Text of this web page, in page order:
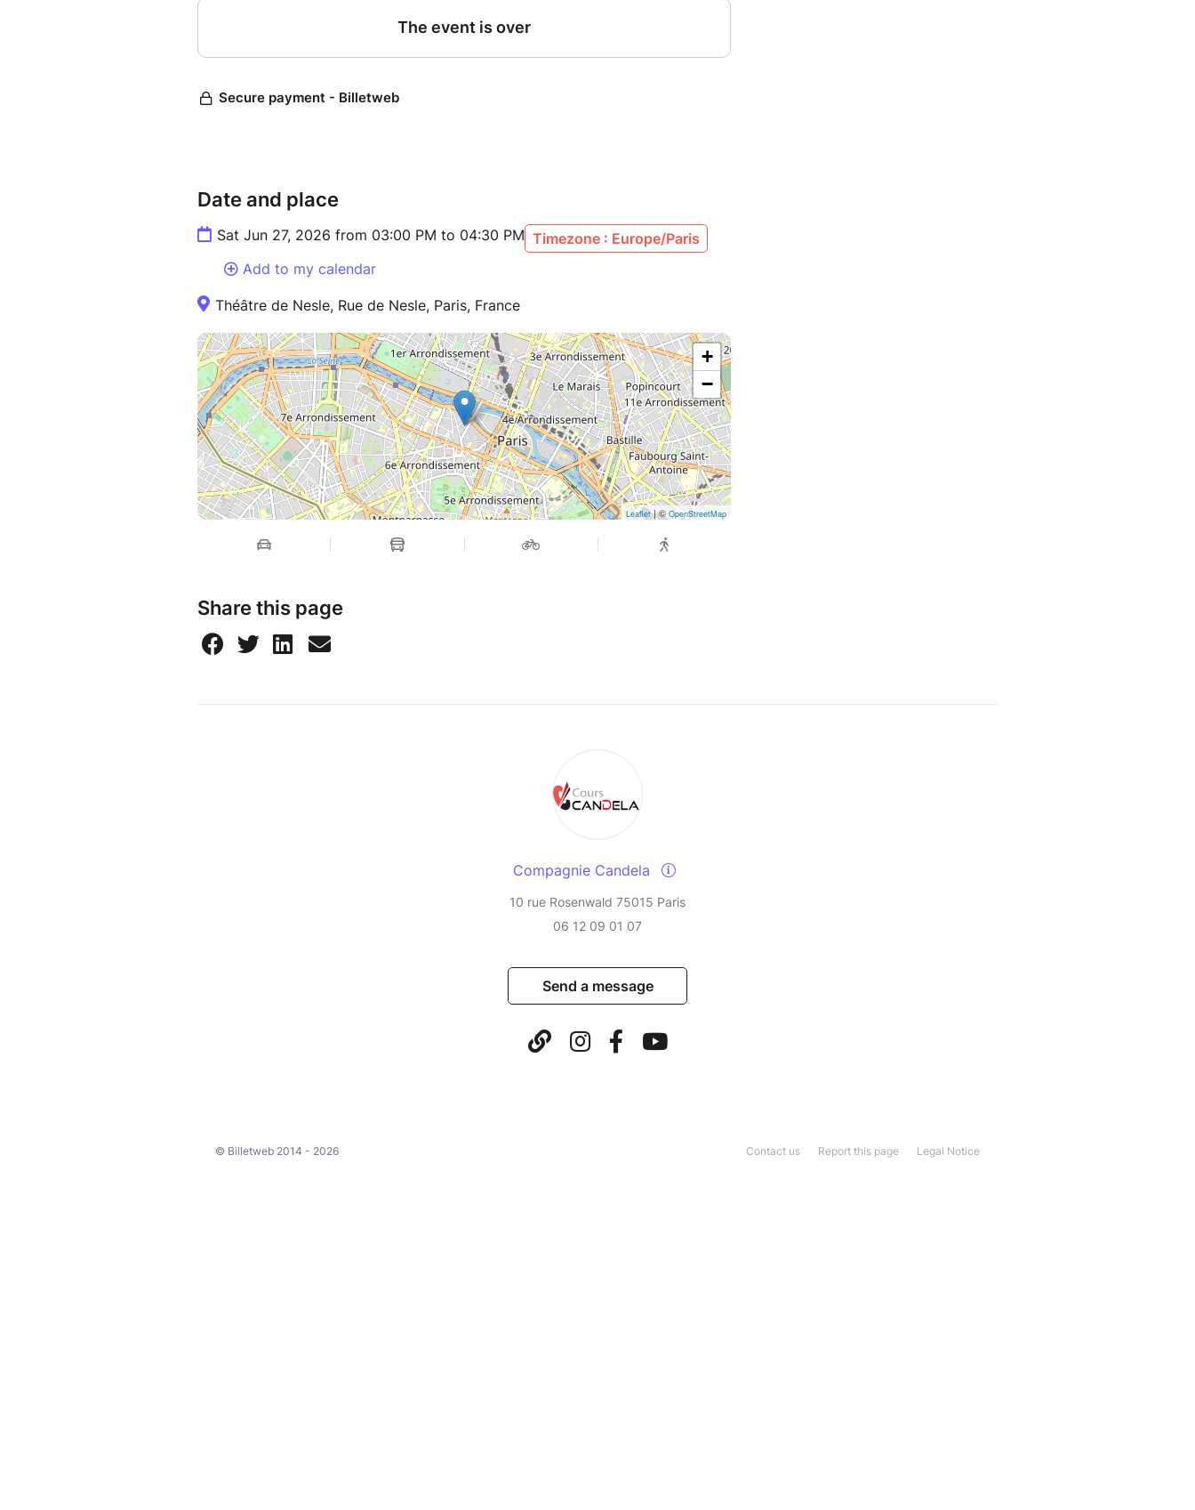
Date and place
Sat Jun 27, 2026 from 03:00 PM to 04:30 PM Timezone : Europe/Paris
Add to my calendar
Théâtre de Nesle, Rue de Nesle, Paris, France
+
−
Leaflet| © OpenStreetMap
Share this page
Compagnie Candela
10 rue Rosenwald 75015 Paris
06 12 09 01 07
Send a message
© Billetweb 2014 - 2026 Legal Notice
Report this page
Contact us